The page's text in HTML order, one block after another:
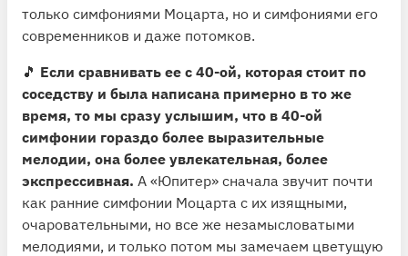
только симфониями Моцарта, но и симфониями его
современников и даже потомков.
🎵 Если сравнивать ее с 40-ой, которая стоит по
соседству и была написана примерно в то же
время, то мы сразу услышим, что в 40-ой
симфонии гораздо более выразительные
мелодии, она более увлекательная, более
экспрессивная. А «Юпитер» сначала звучит почти
как ранние симфонии Моцарта с их изящными,
очаровательными, но все же незамысловатыми
мелодиями, и только потом мы замечаем цветущую